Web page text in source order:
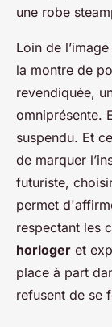
une robe
Loin de
la montre de
revendiquée,
omniprésente.
suspendu. Et
de marquer
futuriste,
permet
respectant les
horloger et
place à part
refusent de se